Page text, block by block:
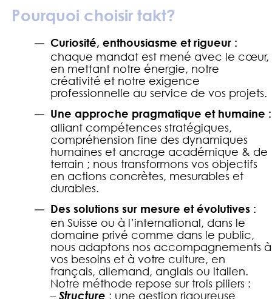
Pourquoi choisir takt?
Curiosité, enthousiasme et rigueur :
chaque mandat est mené avec le cœur,
en mettant notre énergie, notre
créativité et notre exigence
professionnelle au service de vos projets.
Une approche pragmatique et humaine :
alliant compétences stratégiques,
compréhension fine des dynamiques
humaines et ancrage académique & de
terrain ; nous transformons vos objectifs
en actions concrètes, mesurables et
durables.
Des solutions sur mesure et évolutives :
en Suisse ou à l’international, dans le
domaine privé comme dans le public,
nous adaptons nos accompagnements à
vos besoins et à votre culture, en
français, allemand, anglais ou italien.
Notre méthode repose sur trois piliers :
–Structure : une gestion rigoureuse